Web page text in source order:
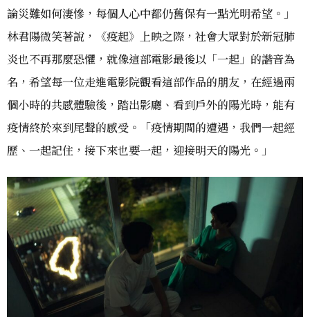
論災難如何淒慘，每個人心中都仍舊保有一點光明希望。」
林君陽微笑著說，《疫起》上映之際，社會大眾對於新冠肺
炎也不再那麼恐懼，就像這部電影最後以「一起」的諧音為
名，希望每一位走進電影院觀看這部作品的朋友，在經過兩
個小時的共感體驗後，踏出影廳、看到戶外的陽光時，能有
疫情終於來到尾聲的感受。「疫情期間的遭遇，我們一起經
歷、一起記住，接下來也要一起，迎接明天的陽光。」